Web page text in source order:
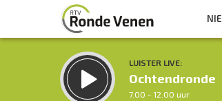
LUISTER LIVE:
Ochtendronde
7.00 - 12.00 uur